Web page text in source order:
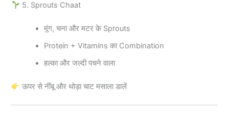
5. Sprouts Chaat
मूंग, चना और मटर के Sprouts
Protein + Vitamins का Combination
हल्का और जल्दी पचने वाला
ऊपर से नींबू और थोड़ा चाट मसाला डालें